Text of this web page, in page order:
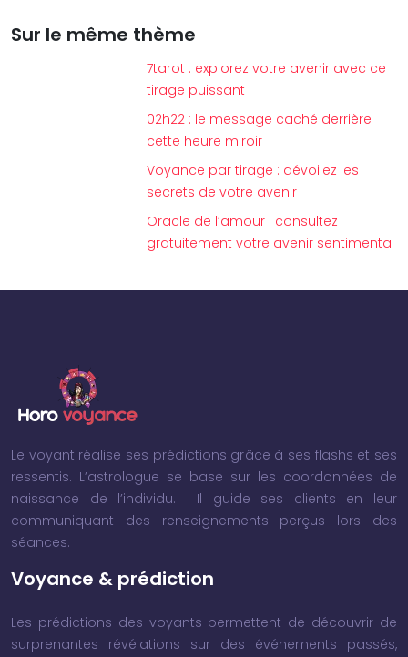
Sur le même thème
7tarot : explorez votre avenir avec ce
tirage puissant
02h22 : le message caché derrière
cette heure miroir
Voyance par tirage : dévoilez les
secrets de votre avenir
Oracle de l’amour : consultez
gratuitement votre avenir sentimental
Le voyant réalise ses prédictions grâce à ses flashs et ses
ressentis. L’astrologue se base sur les coordonnées de
naissance de l’individu. Il guide ses clients en leur
communiquant des renseignements perçus lors des
séances.
Voyance & prédiction
Les prédictions des voyants permettent de découvrir de
surprenantes révélations sur des événements passés,